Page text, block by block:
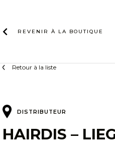
contentREVENIR À LA BOUTIQUE
Retour à la liste
DISTRIBUTEUR
HAIRDIS –